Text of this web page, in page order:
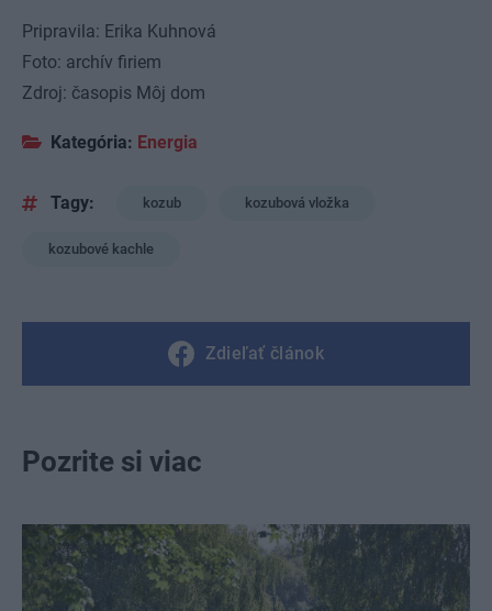
Pripravila: Erika Kuhnová
Foto: archív firiem
Zdroj: časopis Môj dom
Kategória: Energia
Tagy: kozub kozubová vložka
kozubové kachle
Zdieľať článok
Pozrite si viac